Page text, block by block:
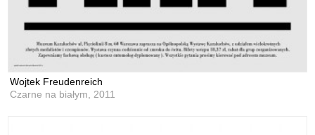
Wojtek Freudenreich
Czarne na białym,2011